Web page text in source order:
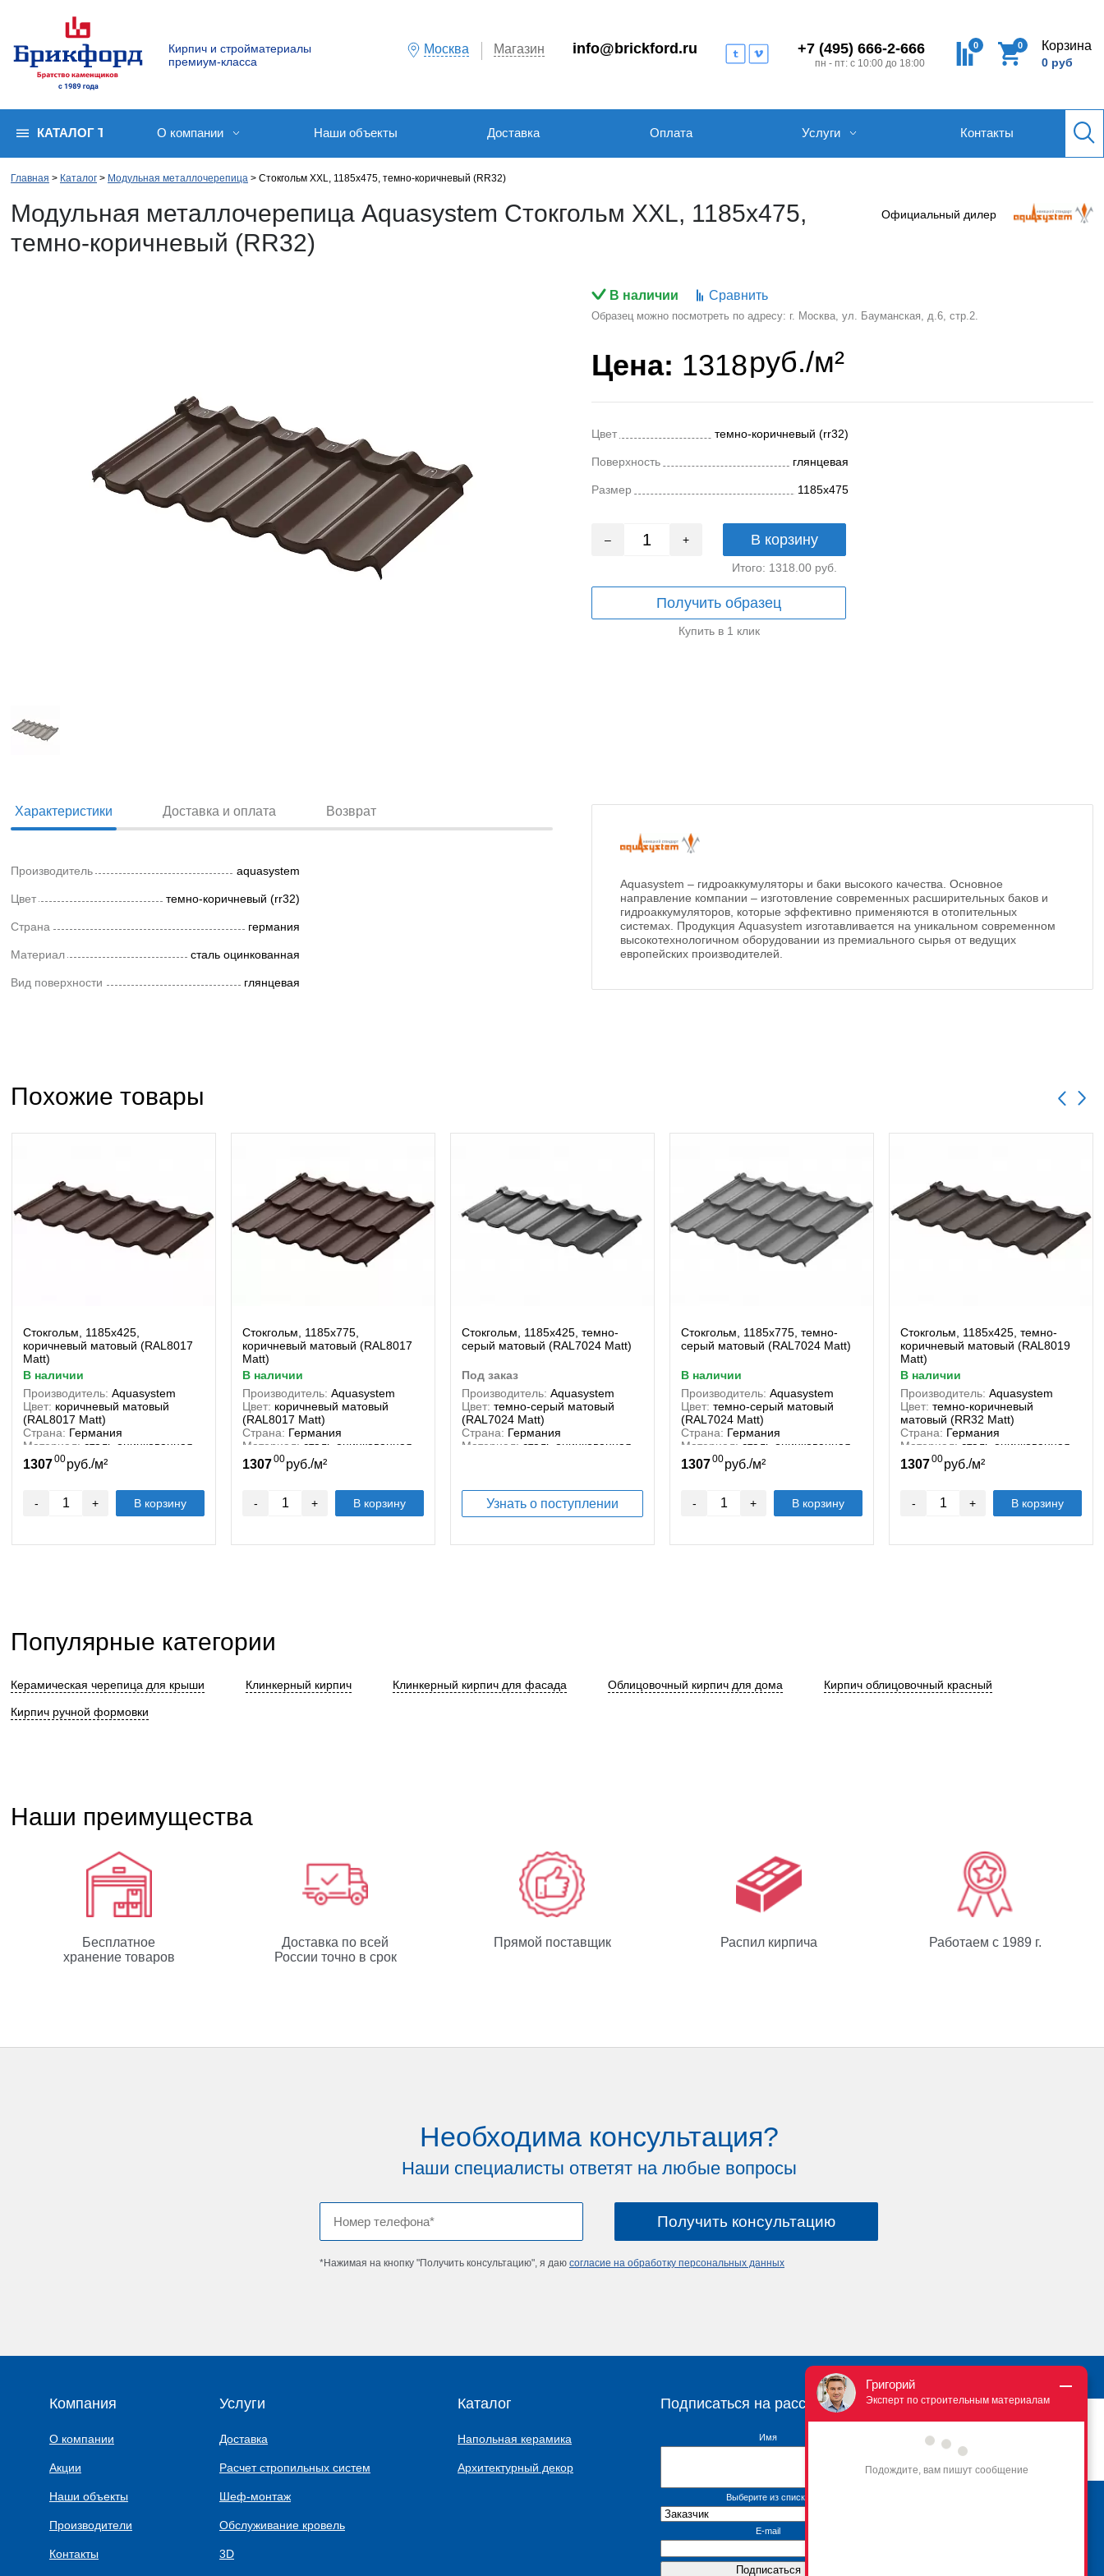
Кирпич и стройматериалы
премиум-класса
Москва Магазин info@brickford.ru +7 (495) 666-2-666
пн - пт: с 10:00 до 18:00
0 0 Корзина
0 руб
КАТАЛОГ ТОВАРОВО компании Наши объекты Доставка Оплата Услуги Контакты
Главная Каталог Модульная металлочерепица Стокгольм XXL, 1185х475, темно-коричневый (RR32)
Модульная металлочерепица Aquasystem Стокгольм XXL, 1185х475,
темно-коричневый (RR32)
Официальный дилер
В наличии Сравнить
Образец можно посмотреть по адресу: г. Москва, ул. Бауманская, д.6, стр.2.
Цена: 1318руб./м²
Цвет темно-коричневый (rr32)
Поверхность глянцевая
Размер 1185х475
– + В корзину
Итого: 1318.00 руб.
Получить образец
Купить в 1 клик
Характеристики Доставка и оплата Возврат
Производитель aquasystem
Цвет темно-коричневый (rr32)
Страна германия
Материал сталь оцинкованная
Вид поверхности глянцевая
Aquasystem – гидроаккумуляторы и баки высокого качества. Основное
направление компании – изготовление современных расширительных баков и
гидроаккумуляторов, которые эффективно применяются в отопительных
системах. Продукция Aquasystem изготавливается на уникальном современном
высокотехнологичном оборудовании из премиального сырья от ведущих
европейских производителей.
Похожие товары
Стокгольм, 1185х425,
коричневый матовый (RAL8017
Matt)
в наличии
Производитель: Aquasystem
Цвет: коричневый матовый
(RAL8017 Matt)
Страна: Германия
Материал: сталь оцинкованная
130700руб./м²
- + В корзину
Стокгольм, 1185х775,
коричневый матовый (RAL8017
Matt)
в наличии
Производитель: Aquasystem
Цвет: коричневый матовый
(RAL8017 Matt)
Страна: Германия
Материал: сталь оцинкованная
130700руб./м²
- + В корзину
Стокгольм, 1185х425, темно-
серый матовый (RAL7024 Matt)
под заказ
Производитель: Aquasystem
Цвет: темно-серый матовый
(RAL7024 Matt)
Страна: Германия
Материал: сталь оцинкованная
Узнать о поступлении
Стокгольм, 1185х775, темно-
серый матовый (RAL7024 Matt)
в наличии
Производитель: Aquasystem
Цвет: темно-серый матовый
(RAL7024 Matt)
Страна: Германия
Материал: сталь оцинкованная
130700руб./м²
- + В корзину
Стокгольм, 1185х425, темно-
коричневый матовый (RAL8019
Matt)
в наличии
Производитель: Aquasystem
Цвет: темно-коричневый
матовый (RR32 Matt)
Страна: Германия
Материал: сталь оцинкованная
130700руб./м²
- + В корзину
Популярные категории
Керамическая черепица для крыши Клинкерный кирпич Клинкерный кирпич для фасада Облицовочный кирпич для дома Кирпич облицовочный красный
Кирпич ручной формовки
Наши преимущества
Бесплатное
хранение товаров
Доставка по всей
России точно в срок
Прямой поставщик Распил кирпича Работаем с 1989 г.
Необходима консультация?
Наши специалисты ответят на любые вопросы
*Нажимая на кнопку "Получить консультацию", я даю согласие на обработку персональных данных
Компания
О компании
Акции
Наши объекты
Производители
Контакты
Услуги
Доставка
Расчет стропильных систем
Шеф-монтаж
Обслуживание кровель
3D
Каталог
Напольная керамика
Архитектурный декор
Подписаться на рассылку
Имя
Выберите из списка
E-mail
Григорий
Эксперт по строительным материалам
Подождите, вам пишут сообщение